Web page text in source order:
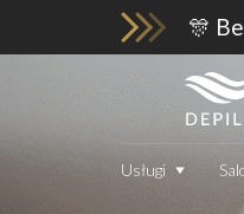
🎊
Usługi